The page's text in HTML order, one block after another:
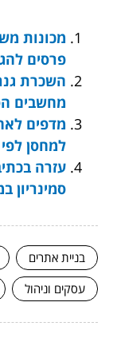
מכונות
פרסים
השכרת
מחשבים
מדפים
למחסן
עזרה
סמינריון
בניית אתרים
עסקים וניהול